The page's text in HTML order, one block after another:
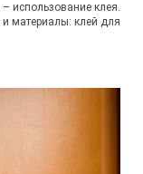
использование клея.
материалы: клей для